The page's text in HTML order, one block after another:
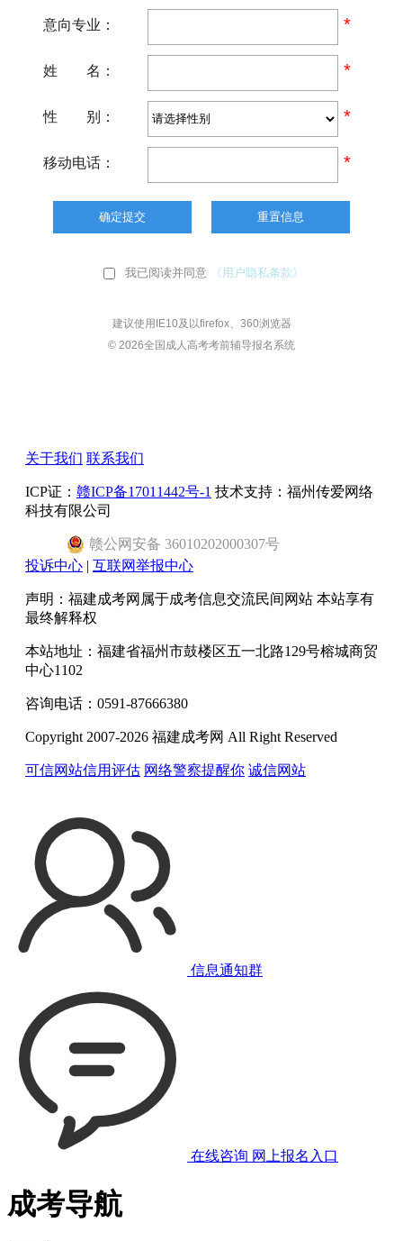
关于我们 联系我们
ICP证： 赣ICP备17011442号-1 技术支持：福州传爱网络
科技有限公司
赣公网安备 36010202000307号
投诉中心 | 互联网举报中心
声明：福建成考网属于成考信息交流民间网站 本站享有
最终解释权
本站地址：福建省福州市鼓楼区五一北路129号榕城商贸
中心1102
咨询电话：0591-87666380
Copyright 2007-2026 福建成考网 All Right Reserved
可信网站信用评估 网络警察提醒你 诚信网站
信息通知群
在线咨询 网上报名入口
成考导航